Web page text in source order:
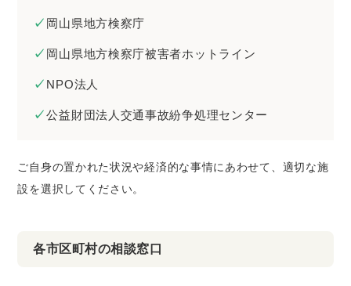
岡山県地方検察庁
岡山県地方検察庁被害者ホットライン
NPO法人
公益財団法人交通事故紛争処理センター
ご自身の置かれた状況や経済的な事情にあわせて、適切な施
設を選択してください。
各市区町村の相談窓口